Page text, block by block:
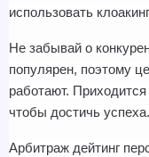
использовать
Не забывай о
популярен, поэтому
работают.
чтобы достичь успеха.
Арбитраж дейтинг